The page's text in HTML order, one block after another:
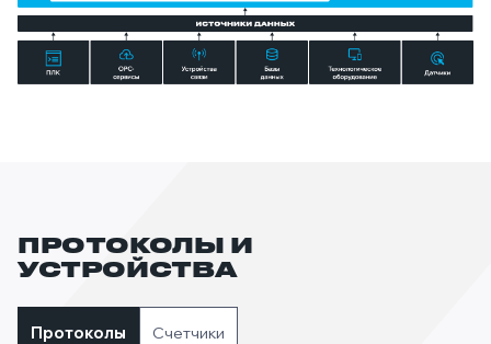
ПРОТОКОЛЫ И
УСТРОЙСТВА
Протоколы Счетчики